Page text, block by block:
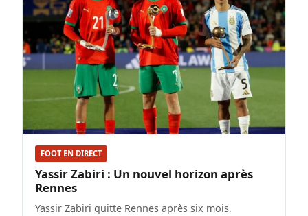
FOOT EN DIRECT
Yassir Zabiri : Un nouvel horizon après
Rennes
Yassir Zabiri quitte Rennes après six mois,